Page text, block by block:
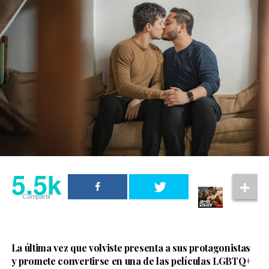
las decisiones tomadas durante la guerra de Troya.
Christopher Nolan también reconoció el trabajo del
actor. En una entrevista con Rolling Stone UK, explicó
que Sinon representa el impacto de la guerra en
quienes quedan atrapados en ella y aseguró que Elliot
Page hizo un trabajo “increíble” al dar vida al
personaje.
5.5k
Compartir
La última vez que volviste presenta a sus protagonistas
y promete convertirse en una de las películas LGBTQ+